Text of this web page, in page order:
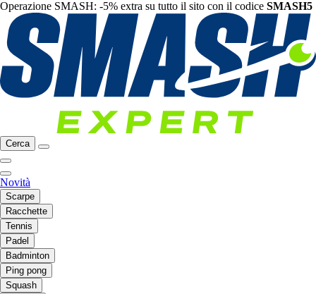
Operazione SMASH: -5% extra su tutto il sito con il codice SMASH5
Cerca
Novità
Scarpe
Racchette
Tennis
Padel
Badminton
Ping pong
Squash